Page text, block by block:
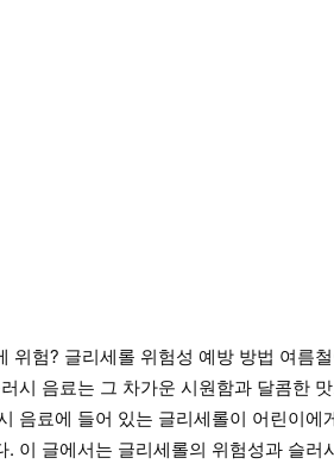
위험? 글리세롤 위험성 예방 방법 여름
시 음료는 그 차가운 시원함과 달콤한
음료에 들어 있는 글리세롤이 어린이에
. 이 글에서는 글리세롤의 위험성과 슬